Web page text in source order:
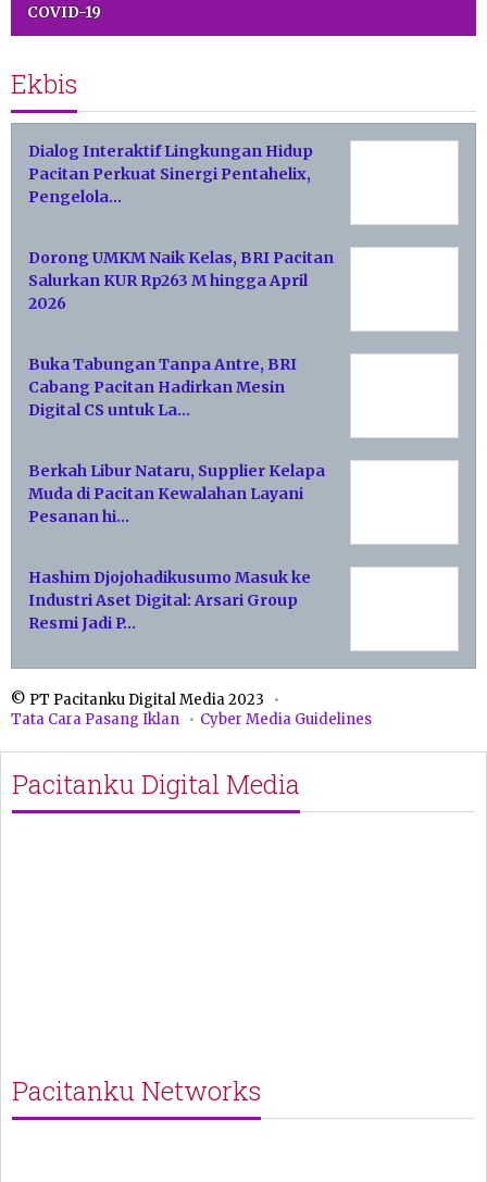
COVID-19
Ekbis
Dialog Interaktif Lingkungan Hidup
Pacitan Perkuat Sinergi Pentahelix,
Pengelola…
Dorong UMKM Naik Kelas, BRI Pacitan
Salurkan KUR Rp263 M hingga April
2026
Buka Tabungan Tanpa Antre, BRI
Cabang Pacitan Hadirkan Mesin
Digital CS untuk La…
Berkah Libur Nataru, Supplier Kelapa
Muda di Pacitan Kewalahan Layani
Pesanan hi…
Hashim Djojohadikusumo Masuk ke
Industri Aset Digital: Arsari Group
Resmi Jadi P…
© PT Pacitanku Digital Media 2023
Tata Cara Pasang Iklan
Cyber Media Guidelines
Pacitanku Digital Media
Pacitanku Networks